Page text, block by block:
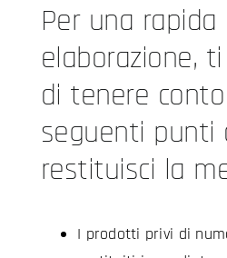
Per una rapida
elaborazione,
di tenere
seguenti punti
restituisci la
I prodotti privi di